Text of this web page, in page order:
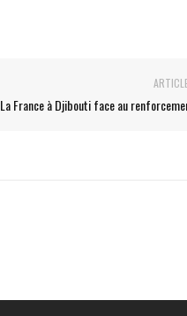
La France à Djibouti face au